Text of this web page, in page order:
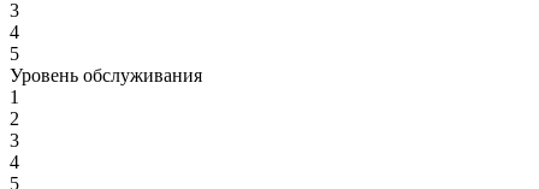
3
4
5
Уровень обслуживания
1
2
3
4
5